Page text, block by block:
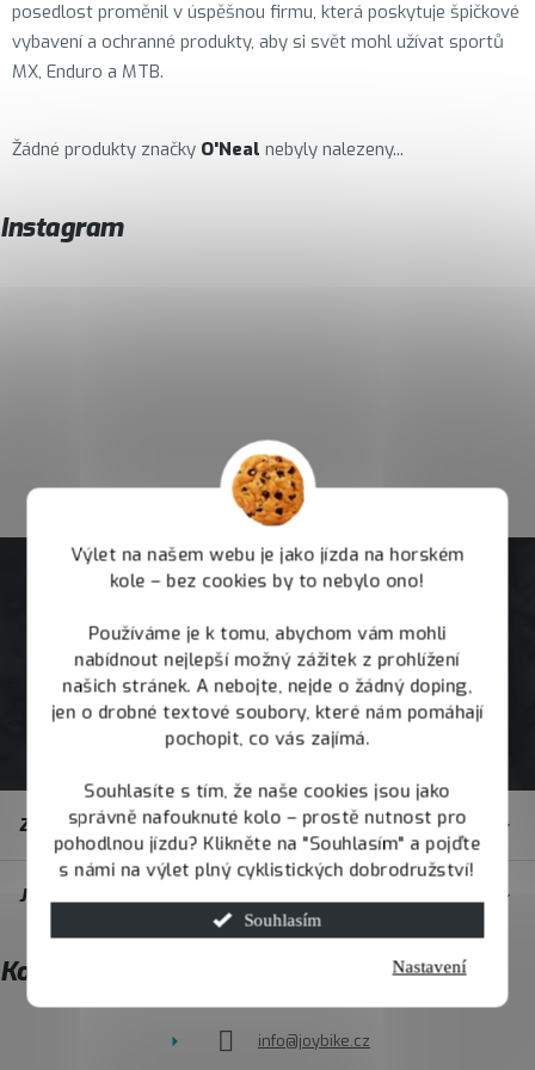
Výlet na našem webu je jako jízda na horském
kole – bez cookies by to nebylo ono!
Používáme je k tomu, abychom vám mohli
nabídnout nejlepší možný zážitek z prohlížení
našich stránek. A nebojte, nejde o žádný doping,
jen o drobné textové soubory, které nám pomáhají
pochopit, co vás zajímá.
Souhlasíte s tím, že naše cookies jsou jako
správně nafouknuté kolo – prostě nutnost pro
pohodlnou jízdu? Klikněte na "Souhlasím" a pojďte
s námi na výlet plný cyklistických dobrodružství!
Souhlasím
Nastavení
posedlost proměnil v úspěšnou firmu, která poskytuje špičkové
vybavení a ochranné produkty, aby si svět mohl užívat sportů
MX, Enduro a MTB.
Žádné produkty značky O'Neal nebyly nalezeny...
Instagram
t
í
Zákaznický servis
JOY.BIKE
Kontakt
info@joybike.cz